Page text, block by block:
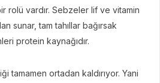
rolü vardır. Sebzeler lif ve vitamin
sunar, tam tahıllar bağırsak
protein kaynağıdır.
tamamen ortadan kaldırıyor. Yani